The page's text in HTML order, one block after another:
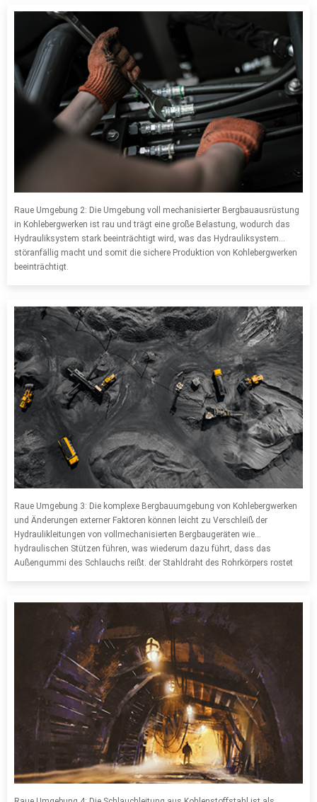
für Kohlebergwerke extrem schwierig geworden.
Raue Umgebung 2: Die Umgebung voll mechanisierter Bergbauausrüstung
in Kohlebergwerken ist rau und trägt eine große Belastung, wodurch das
Hydrauliksystem stark beeinträchtigt wird, was das Hydrauliksystem
störanfällig macht und somit die sichere Produktion von Kohlebergwerken
beeinträchtigt.
Raue Umgebung 3: Die komplexe Bergbauumgebung von Kohlebergwerken
und Änderungen externer Faktoren können leicht zu Verschleiß der
Hydraulikleitungen von vollmechanisierten Bergbaugeräten wie
hydraulischen Stützen führen, was wiederum dazu führt, dass das
Außengummi des Schlauchs reißt. der Stahldraht des Rohrkörpers rostet
störanfällig sind. Die Austauschhäufigkeit ist hoch und die
Austauschkosten sind hoch.